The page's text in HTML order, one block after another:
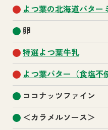
よつ葉の北海道バター
卵
特選よつ葉牛乳
よつ葉バター（食塩不
ココナッツファイン
＜カラメルソース＞